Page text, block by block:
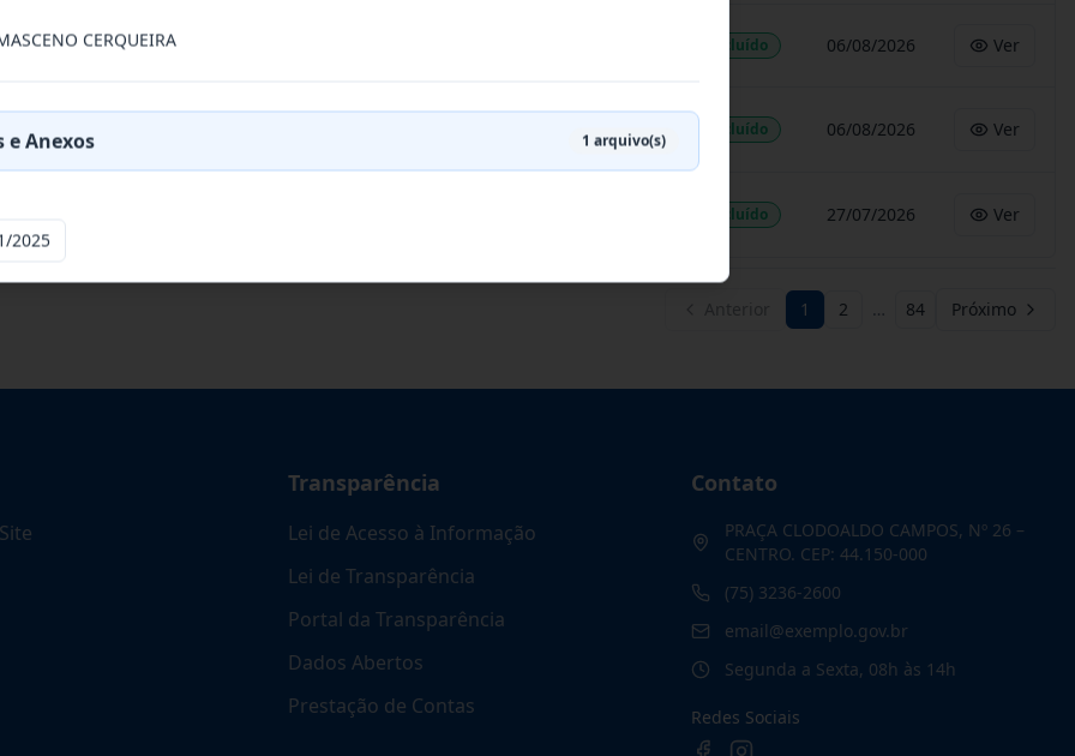
o Registro de preços para even Concluído 06/08/2026 Ver
o Registro de preços para eventu Concluído 06/08/2026 Ver
Concluído 27/07/2026 Ver
1 2 … 84 Próximo
Transparência
Lei de Acesso à Informação
Lei de Transparência
Portal da Transparência
Dados Abertos
Prestação de Contas
Contato
PRAÇA CLODOALDO CAMPOS, Nº 26 –
CENTRO. CEP: 44.150-000
(75) 3236-2600
email@exemplo.gov.br
Segunda a Sexta, 08h às 14h
Redes Sociais
CERQUEIRA
e Anexos 1 arquivo(s)
2025